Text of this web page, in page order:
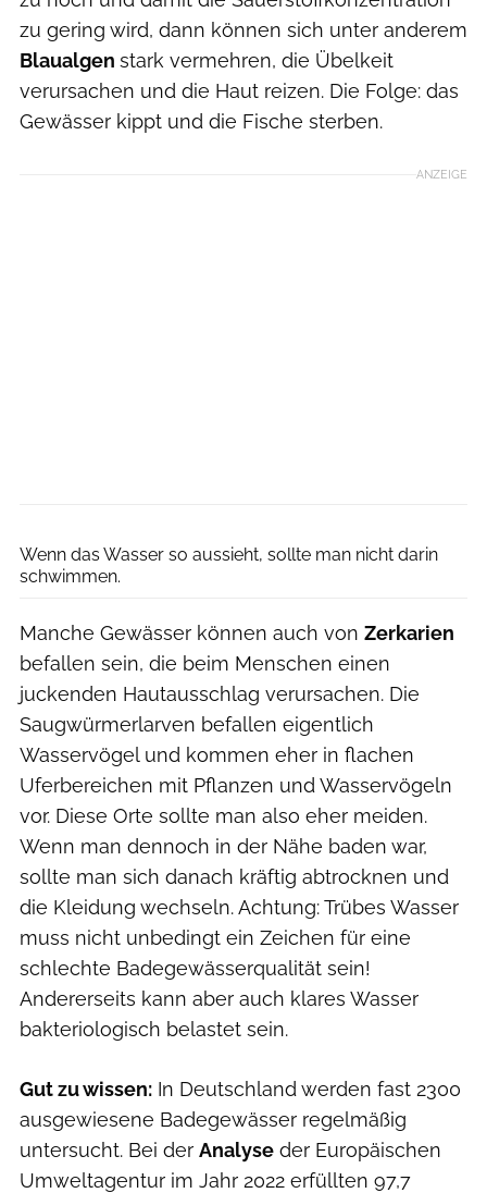
zu gering wird, dann können sich unter anderem
Blaualgen stark vermehren, die Übelkeit
verursachen und die Haut reizen. Die Folge: das
Gewässer kippt und die Fische sterben.
ANZEIGE
Wenn das Wasser so aussieht, sollte man nicht darin
schwimmen.
Manche Gewässer können auch von Zerkarien
befallen sein, die beim Menschen einen
juckenden Hautausschlag verursachen. Die
Saugwürmerlarven befallen eigentlich
Wasservögel und kommen eher in flachen
Uferbereichen mit Pflanzen und Wasservögeln
vor. Diese Orte sollte man also eher meiden.
Wenn man dennoch in der Nähe baden war,
sollte man sich danach kräftig abtrocknen und
die Kleidung wechseln. Achtung: Trübes Wasser
muss nicht unbedingt ein Zeichen für eine
schlechte Badegewässerqualität sein!
Andererseits kann aber auch klares Wasser
bakteriologisch belastet sein.
Gut zu wissen: In Deutschland werden fast 2300
ausgewiesene Badegewässer regelmäßig
untersucht. Bei der Analyse der Europäischen
Umweltagentur im Jahr 2022 erfüllten 97,7